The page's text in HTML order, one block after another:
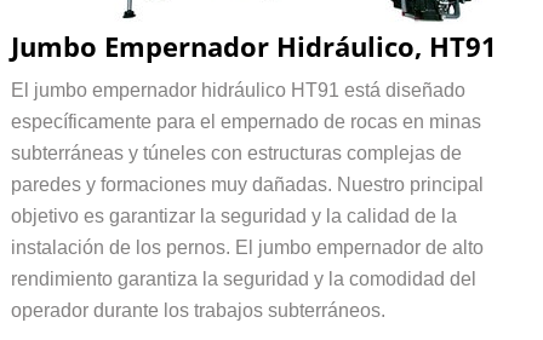
Jumbo Empernador Hidráulico, HT91
El jumbo empernador hidráulico HT91 está diseñado
específicamente para el empernado de rocas en minas
subterráneas y túneles con estructuras complejas de
paredes y formaciones muy dañadas. Nuestro principal
objetivo es garantizar la seguridad y la calidad de la
instalación de los pernos. El jumbo empernador de alto
rendimiento garantiza la seguridad y la comodidad del
operador durante los trabajos subterráneos.